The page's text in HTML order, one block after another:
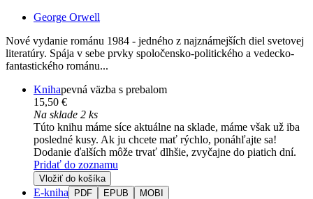
George Orwell
Nové vydanie románu 1984 - jedného z najznámejších diel svetovej
literatúry. Spája v sebe prvky spoločensko-politického a vedecko-
fantastického románu...
Knihapevná väzba s prebalom
15,50 €
Na sklade 2 ks
Túto knihu máme síce aktuálne na sklade, máme však už iba
posledné kusy. Ak ju chcete mať rýchlo, ponáhľajte sa!
Dodanie ďalších môže trvať dlhšie, zvyčajne do piatich dní.
Pridať do zoznamu
Vložiť do košíka
E-kniha PDF EPUB MOBI